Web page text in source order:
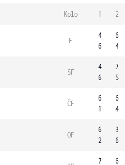
Kolo 1 2
F
4
6
6
4
SF
4
6
7
5
ČF
6
1
6
4
OF
6
2
3
6
7 6